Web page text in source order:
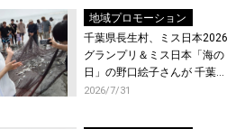
映が決定！
地域プロモーション
千葉県長生村、ミス日本2026
グランプリ＆ミス日本「海の
日」の野口絵子さんが 千葉県
唯一の村・長生村で地引網を
2026/7/31